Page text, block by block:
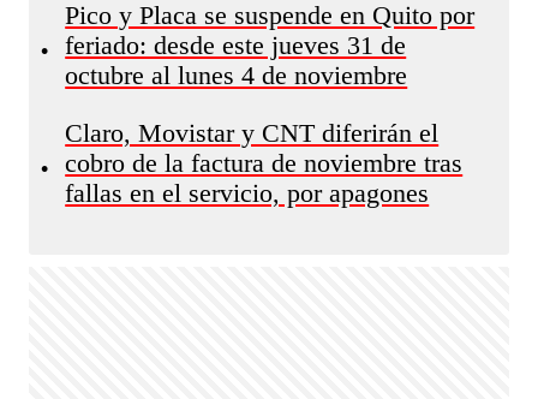
•
Pico y Placa se suspende en Quito por
feriado: desde este jueves 31 de
octubre al lunes 4 de noviembre
•
Claro, Movistar y CNT diferirán el
cobro de la factura de noviembre tras
fallas en el servicio, por apagones